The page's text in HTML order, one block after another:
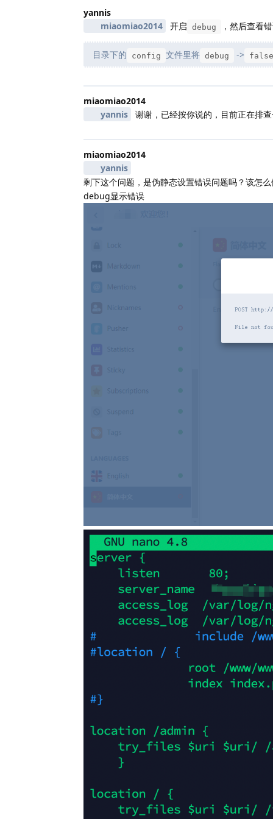
yannis
miaomiao2014
开启 debug ，然后查看
目录下的 config 文件里将 debug -> false
miaomiao2014
yannis
谢谢，已经按你说的，目前正在排
miaomiao2014
yannis
剩下这个问题，是伪静态设置错误问题吗？该怎
debug显示错误